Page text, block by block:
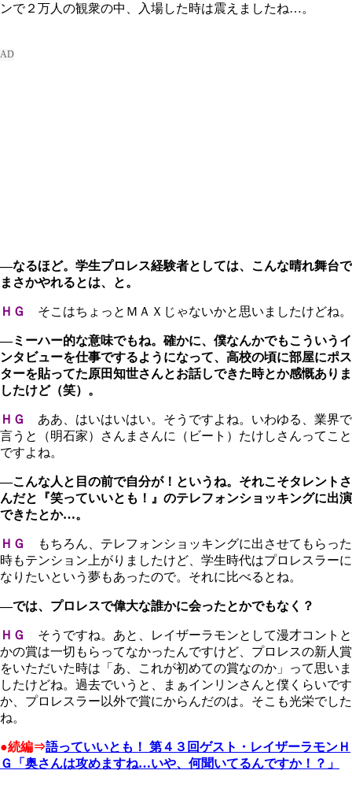
ンで２万人の観衆の中、入場した時は震えましたね…。
―なるほど。学生プロレス経験者としては、こんな晴れ舞台で
まさかやれるとは、と。
ＨＧ そこはちょっとＭＡＸじゃないかと思いましたけどね。
―ミーハー的な意味でもね。確かに、僕なんかでもこういうイ
ンタビューを仕事でするようになって、高校の頃に部屋にポス
ターを貼ってた原田知世さんとお話しできた時とか感慨ありま
したけど（笑）。
ＨＧ
ああ、はいはいはい。そうですよね。いわゆる、業界で
言うと（明石家）さんまさんに（ビート）たけしさんってこと
ですよね。
―こんな人と目の前で自分が！というね。それこそタレントさ
んだと『笑っていいとも！』のテレフォンショッキングに出演
できたとか…。
ＨＧ
もちろん、テレフォンショッキングに出させてもらった
時もテンション上がりましたけど、学生時代はプロレスラーに
なりたいという夢もあったので。それに比べるとね。
―では、プロレスで偉大な誰かに会ったとかでもなく？
ＨＧ
そうですね。あと、レイザーラモンとして漫才コントと
かの賞は一切もらってなかったんですけど、プロレスの新人賞
をいただいた時は「あ、これが初めての賞なのか」って思いま
したけどね。過去でいうと、まぁインリンさんと僕くらいです
か、プロレスラー以外で賞にからんだのは。そこも光栄でした
ね。
●続編⇒語っていいとも！ 第４３回ゲスト・レイザーラモンＨ
Ｇ「奥さんは攻めますね…いや、何聞いてるんですか！？」